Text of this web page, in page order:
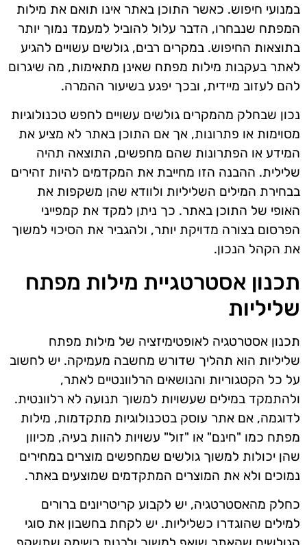
במנועי חיפוש. כאשר התוכן באתר אינו תואם את מילות
המפתח שנבחרו, הדבר עלול להוביל למעמד נמוך יותר
בתוצאות החיפוש. במקרים רבים, גולשים עשויים להגיע
לאתר בעקבות מילות מפתח שאינן מתאימות, מה שיגרום
להם לעזוב מיידית, ובכך יפגע בשיעור ההמרה.
נכון שבחלק מהמקרים גולשים עשויים לחפש טכנולוגיות
מסוימות או פתרונות, אך אם התוכן באתר לא מציע את
המידע או הפתרונות שהם מחפשים, התוצאה תהיה
שלילית. ההבנה הזו מחייבת את המקדמים להיות זהירים
בבחירת המילים השליליות ולוודא שהן משקפות את
האופי של התוכן באתר. כך ניתן למקד את קמפייני
הפרסום בצורה מדויקת יותר, ולהגביר את הסיכוי למשוך
את הקהל הנכון.
תכנון אסטרטגיית מילות מפתח
שליליות
תכנון אסטרטגיה לאופטימיזציה של מילות מפתח
שליליות הוא תהליך שדורש מחשבה מעמיקה. יש לחשוב
על כל הקטגוריות והנושאים הרלוונטיים לאתר,
ולהתמקד במילים שעשויות למשוך תנועה לא רלוונטית.
לדוגמה, אם אתר עוסק בטכנולוגיות מתקדמות, מילות
מפתח כמו "חינם" או "זול" עשויות להוות בעיה, מכיוון
שהן יכולות למשוך גולשים שמחפשים מוצרים במחירים
נמוכים ולא את המוצרים המתקדמים שמוצעים באתר.
כחלק מהאסטרטגיה, יש לקבוע קריטריונים ברורים
למילים שהוגדרו כשליליות. יש לקחת בחשבון את סוגי